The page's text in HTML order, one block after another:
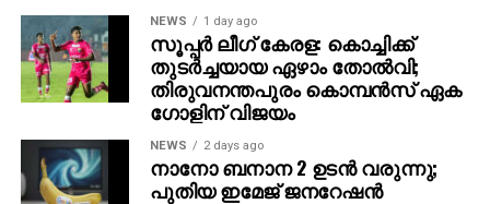
NEWS 1 day ago
സൂപ്പര്‍ ലീഗ് കേരള: കൊച്ചിക്ക്
തുടര്‍ച്ചയായ ഏഴാം തോല്‍വി;
തിരുവനന്തപുരം കൊമ്പന്‍സ് ഏക
ഗോളിന് വിജയം
NEWS 2 days ago
നാനോ ബനാന 2 ഉടന്‍ വരുന്നു;
പുതിയ ഇമേജ് ജനറേഷന്‍